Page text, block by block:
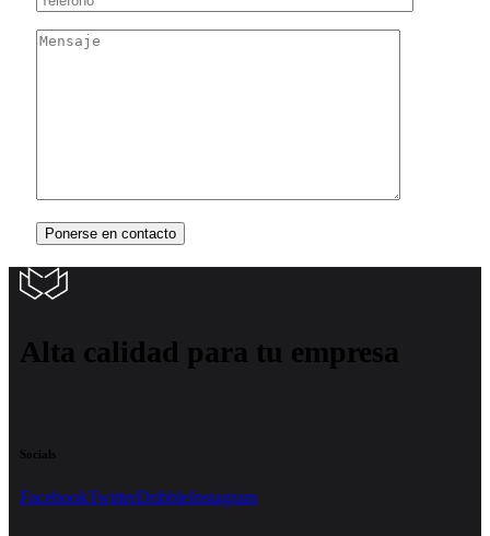
Alta calidad para tu empresa
Socials
FacebookTwitterDribbleInstagram